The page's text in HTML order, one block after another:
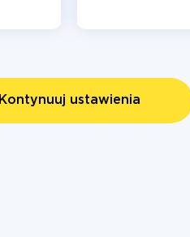
Kontynuuj ustawienia